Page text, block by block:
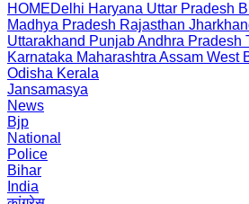
HOMEDelhi Haryana Uttar Pradesh
Madhya Pradesh Rajasthan
Uttarakhand PunjabAndhra Pradesh
Karnataka Maharashtra Assam West
Odisha Kerala
Jansamasya
News
Bjp
National
Police
Bihar
India